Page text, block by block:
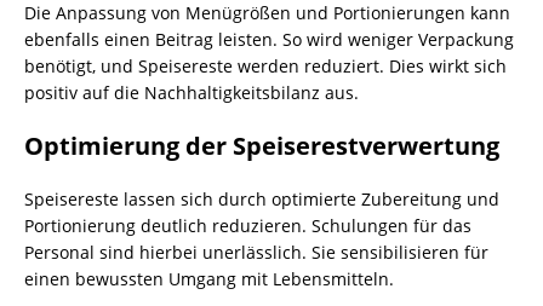
Die Anpassung von Menügrößen und Portionierungen kann
ebenfalls einen Beitrag leisten. So wird weniger Verpackung
benötigt, und Speisereste werden reduziert. Dies wirkt sich
positiv auf die Nachhaltigkeitsbilanz aus.
Optimierung der Speiserestverwertung
Speisereste lassen sich durch optimierte Zubereitung und
Portionierung deutlich reduzieren. Schulungen für das
Personal sind hierbei unerlässlich. Sie sensibilisieren für
einen bewussten Umgang mit Lebensmitteln.